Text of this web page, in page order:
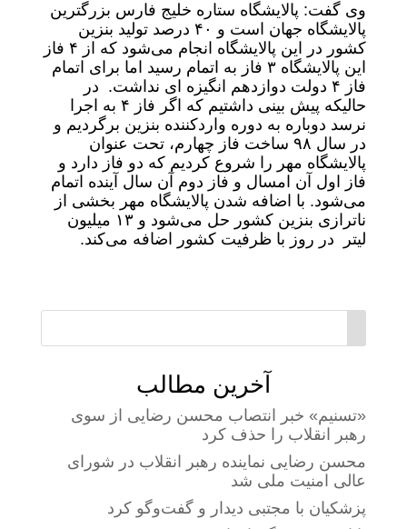
وی گفت: پالایشگاه ستاره خلیج فارس بزرگترین
پالایشگاه جهان است و ۴٠ درصد تولید بنزین
کشور در این پالایشگاه انجام می‌شود که از ۴ فاز
این پالایشگاه ٣ فاز به اتمام رسید اما برای اتمام
فاز ۴ دولت دوازدهم انگیزه ای نداشت. در
حالیکه پیش بینی داشتیم که اگر فاز ۴ به اجرا
نرسد دوباره به دوره واردکننده بنزین برگردیم و
در سال ٩٨ ساخت فاز چهارم، تحت عنوان
پالایشگاه مهر را شروع کردیم که دو فاز دارد و
فاز اول آن امسال و فاز دوم آن سال آینده اتمام
می‌شود. با اضافه شدن پالایشگاه مهر بخشی از
ناترازی بنزین کشور حل می‌‌شود و ١٣ میلیون
لیتر در روز با ظرفیت کشور اضافه می‌کند.
آخرین مطالب
«تسنیم» خبر انتصاب محسن رضایی از سوی
رهبر انقلاب را حذف کرد
محسن رضایی نماینده رهبر انقلاب در شورای
عالی امنیت ملی شد
پزشکیان با مجتبی دیدار و گفت‌وگو کرد